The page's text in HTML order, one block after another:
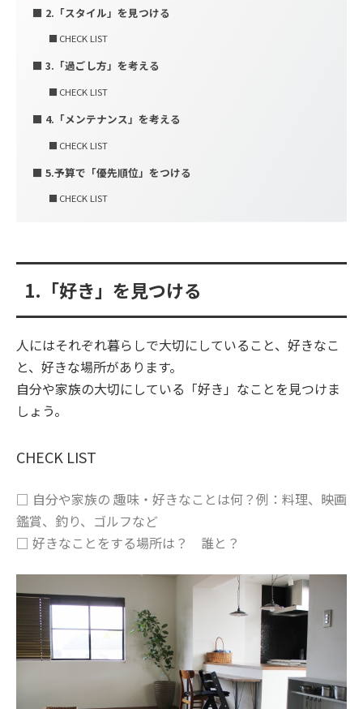
2.「スタイル」を見つける
CHECK LIST
3.「過ごし方」を考える
CHECK LIST
4.「メンテナンス」を考える
CHECK LIST
5.予算で「優先順位」をつける
CHECK LIST
1.「好き」を見つける
人にはそれぞれ暮らしで大切にしていること、好きなこ
と、好きな場所があります。
自分や家族の大切にしている「好き」なことを見つけま
しょう。
CHECK LIST
□ 自分や家族の 趣味・好きなことは何？例：料理、映画
鑑賞、釣り、ゴルフなど
□ 好きなことをする場所は？ 誰と？